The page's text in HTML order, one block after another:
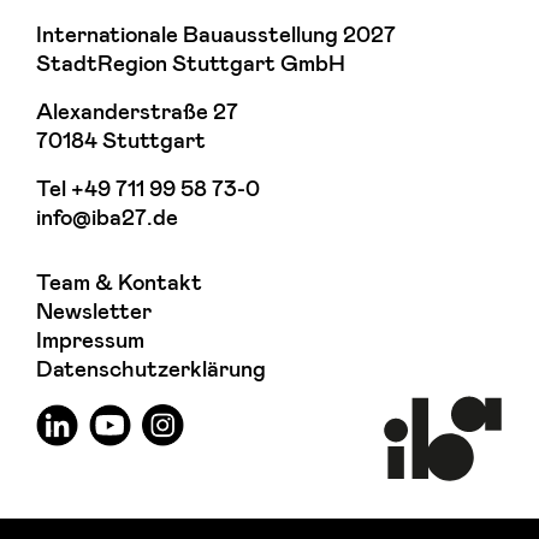
Internationale Bauausstellung 2027
StadtRegion Stuttgart GmbH
Alexanderstraße 27
70184 Stuttgart
Tel +49 711 99 58 73-0
info@iba27.de
Team & Kontakt
Newsletter
Impressum
Datenschutzerklärung